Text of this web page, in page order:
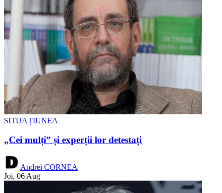
SITUAȚIUNEA
„Cei mulți” și experții lor detestați
Andrei CORNEA
Joi, 06 Aug